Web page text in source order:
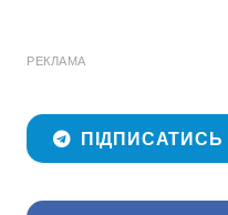
РЕКЛАМА
ПІДПИСАТИСЬ